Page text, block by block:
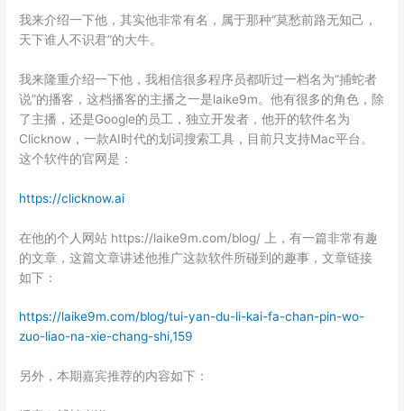
我来介绍一下他，其实他非常有名，属于那种“莫愁前路无知己，
天下谁人不识君”的大牛。
我来隆重介绍一下他，我相信很多程序员都听过一档名为“捕蛇者
说”的播客，这档播客的主播之一是laike9m。他有很多的角色，除
了主播，还是Google的员工，独立开发者，他开的软件名为
Clicknow，一款AI时代的划词搜索工具，目前只支持Mac平台。
这个软件的官网是：
https://clicknow.ai
在他的个人网站 https://laike9m.com/blog/ 上，有一篇非常有趣
的文章，这篇文章讲述他推广这款软件所碰到的趣事，文章链接
如下：
https://laike9m.com/blog/tui-yan-du-li-kai-fa-chan-pin-wo-
zuo-liao-na-xie-chang-shi,159
另外，本期嘉宾推荐的内容如下：